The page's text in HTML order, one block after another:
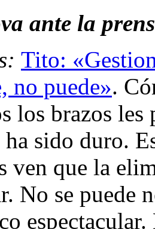
ante la
Tito:
no puede».
los brazos
ha sido duro.
ven que la
No se puede